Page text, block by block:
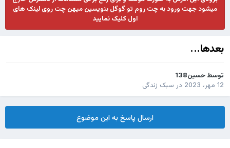
میشود جهت ورود به چت روم تو گوگل بنویسین میهن چت روی لینک های
اول کلیک نمایید
بعدها...
توسط حسین138
12 مهر، 2023
در سبک زندگی
ارسال پاسخ به این موضوع